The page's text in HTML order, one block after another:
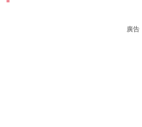
廣告